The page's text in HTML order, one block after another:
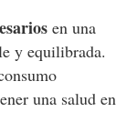
en una
y equilibrada.
una salud en